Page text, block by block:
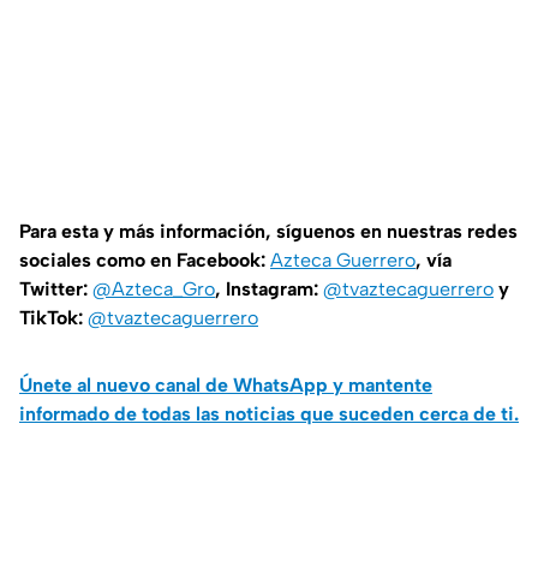
Para esta y más información, síguenos en nuestras redes
sociales como en Facebook: Azteca Guerrero, vía
Twitter: @Azteca_Gro, Instagram: @tvaztecaguerrero y
TikTok: @tvaztecaguerrero
Únete al nuevo canal de WhatsApp y mantente
informado de todas las noticias que suceden cerca de ti.